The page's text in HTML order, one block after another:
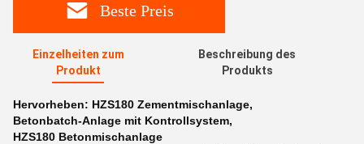
Beste Preis
Einzelheiten zum
Produkt
Beschreibung des
Produkts
Hervorheben: HZS180 Zementmischanlage,
Betonbatch-Anlage mit Kontrollsystem,
HZS180 Betonmischanlage